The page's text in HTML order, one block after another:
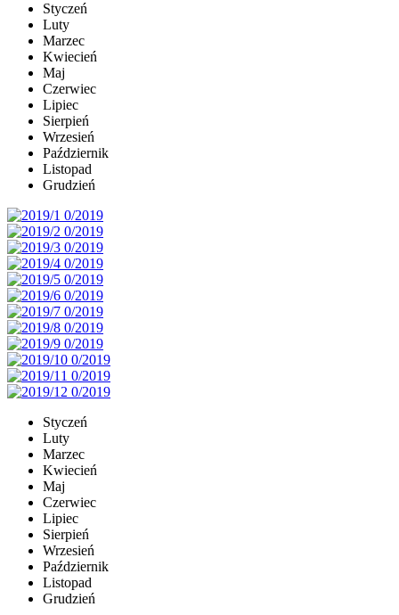
Styczeń
Luty
Marzec
Kwiecień
Maj
Czerwiec
Lipiec
Sierpień
Wrzesień
Październik
Listopad
Grudzień
Styczeń
Luty
Marzec
Kwiecień
Maj
Czerwiec
Lipiec
Sierpień
Wrzesień
Październik
Listopad
Grudzień